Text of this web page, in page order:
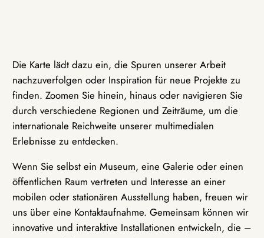
Die Karte lädt dazu ein, die Spuren unserer Arbeit
nachzuverfolgen oder Inspiration für neue Projekte zu
finden. Zoomen Sie hinein, hinaus oder navigieren Sie
durch verschiedene Regionen und Zeiträume, um die
internationale Reichweite unserer multimedialen
Erlebnisse zu entdecken.
Wenn Sie selbst ein Museum, eine Galerie oder einen
öffentlichen Raum vertreten und Interesse an einer
mobilen oder stationären Ausstellung haben, freuen wir
uns über eine Kontaktaufnahme. Gemeinsam können wir
innovative und interaktive Installationen entwickeln, die –